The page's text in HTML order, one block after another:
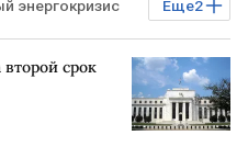
Еще2
энергокризис
срок